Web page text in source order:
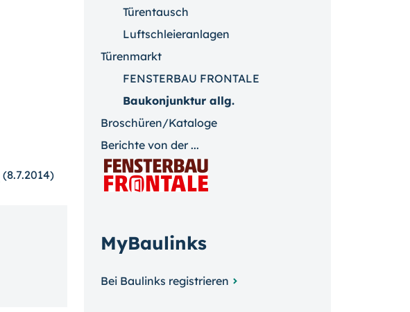
(8.7.2014)
Türentausch
Luftschleieranlagen
Türenmarkt
FENSTERBAU FRONTALE
Baukonjunktur allg.
Broschüren/Kataloge
Berichte von der ...
MyBaulinks
Bei Baulinks registrieren